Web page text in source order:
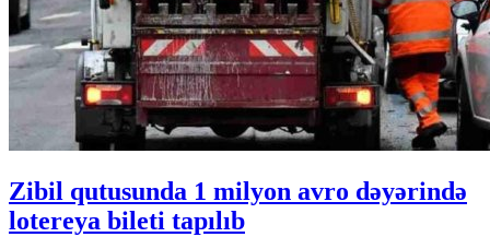
Zibil qutusunda 1 milyon avro dəyərində
lotereya bileti tapılıb